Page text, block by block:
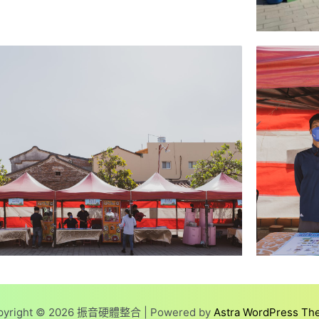
© 2026 振音硬體整合 | Powered by Astra WordPress